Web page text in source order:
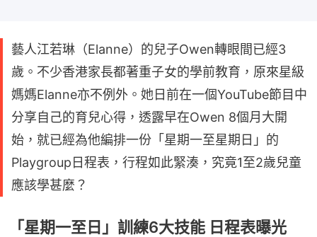
藝人江若琳（Elanne）的兒子Owen轉眼間已經3
歲。不少香港家長都著重子女的學前教育，原來星級
媽媽Elanne亦不例外。她日前在一個YouTube節目中
分享自己的育兒心得，透露早在Owen 8個月大開
始，就已經為他編排一份「星期一至星期日」的
Playgroup日程表，行程如此緊湊，究竟1至2歲兒童
應該學甚麼？
「星期一至日」訓練6大技能 日程表曝光